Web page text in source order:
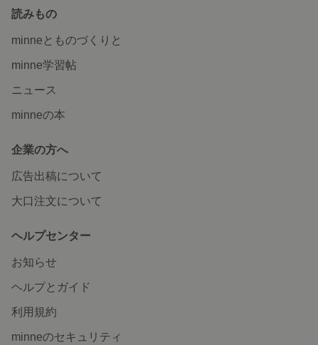
読みもの
minneとものづくりと
minne学習帖
ニュース
minneの本
企業の方へ
広告出稿について
大口注文について
ヘルプセンター
お知らせ
ヘルプとガイド
利用規約
minneのセキュリティ